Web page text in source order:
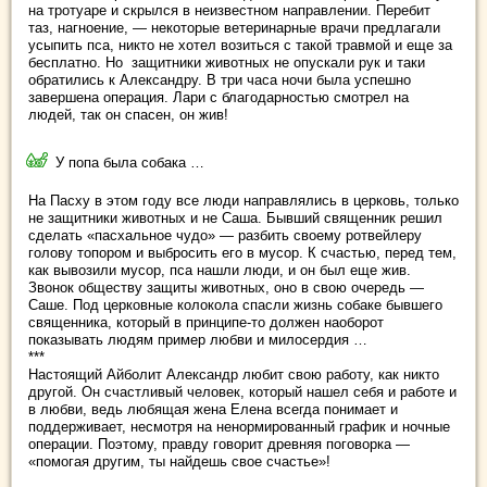
на тротуаре и скрылся в неизвестном направлении. Перебит
таз, нагноение, — некоторые ветеринарные врачи предлагали
усыпить пса, никто не хотел возиться с такой травмой и еще за
бесплатно. Но защитники животных не опускали рук и таки
обратились к Александру. В три часа ночи была успешно
завершена операция. Лари с благодарностью смотрел на
людей, так он спасен, он жив!
У попа была собака …
На Пасху в этом году все люди направлялись в церковь, только
не защитники животных и не Саша. Бывший священник решил
сделать «пасхальное чудо» — разбить своему ротвейлеру
голову топором и выбросить его в мусор. К счастью, перед тем,
как вывозили мусор, пса нашли люди, и он был еще жив.
Звонок обществу защиты животных, оно в свою очередь —
Саше. Под церковные колокола спасли жизнь собаке бывшего
священника, который в принципе-то должен наоборот
показывать людям пример любви и милосердия …
***
Настоящий Айболит Александр любит свою работу, как никто
другой. Он счастливый человек, который нашел себя и работе и
в любви, ведь любящая жена Елена всегда понимает и
поддерживает, несмотря на ненормированный график и ночные
операции. Поэтому, правду говорит древняя поговорка —
«помогая другим, ты найдешь свое счастье»!